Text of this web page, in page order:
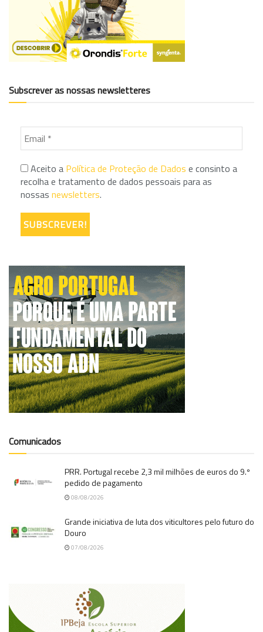
Subscrever as nossas newsletteres
Aceito a Política de Proteção de Dados e consinto a
recolha e tratamento de dados pessoais para as
nossas newsletters.
Comunicados
PRR. Portugal recebe 2,3 mil milhões de euros do 9.º
pedido de pagamento
08/08/2026
Grande iniciativa de luta dos viticultores pelo futuro do
Douro
07/08/2026